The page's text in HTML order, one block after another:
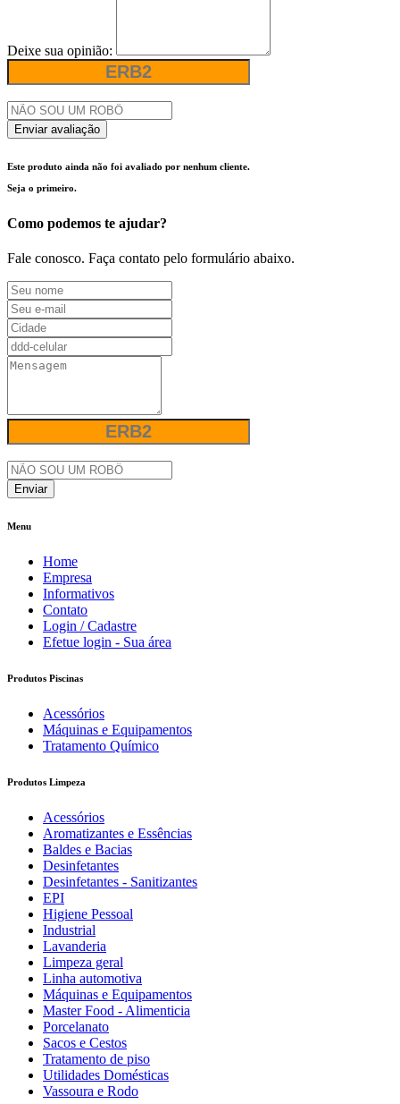
Deixe sua opinião:
Enviar avaliação
Este produto ainda não foi avaliado por nenhum cliente.
Seja o primeiro.
Como podemos te ajudar?
Fale conosco. Faça contato pelo formulário abaixo.
Enviar
Menu
Home
Empresa
Informativos
Contato
Login / Cadastre
Efetue login - Sua área
Produtos Piscinas
Acessórios
Máquinas e Equipamentos
Tratamento Químico
Produtos Limpeza
Acessórios
Aromatizantes e Essências
Baldes e Bacias
Desinfetantes
Desinfetantes - Sanitizantes
EPI
Higiene Pessoal
Industrial
Lavanderia
Limpeza geral
Linha automotiva
Máquinas e Equipamentos
Master Food - Alimenticia
Porcelanato
Sacos e Cestos
Tratamento de piso
Utilidades Domésticas
Vassoura e Rodo